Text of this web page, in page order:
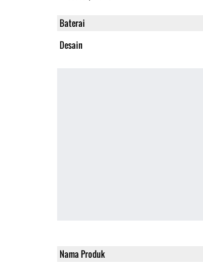
Baterai
Desain
Nama Produk